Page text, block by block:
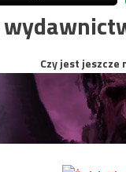
Czy jest jeszcze